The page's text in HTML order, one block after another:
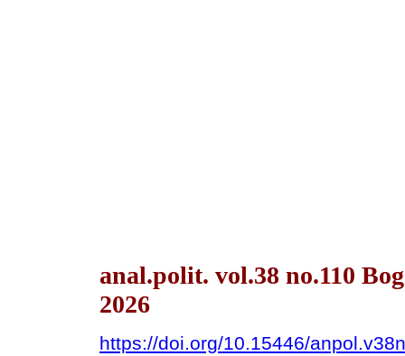
anal.polit. vol.38 no.110
2026
https://doi.org/10.15446/